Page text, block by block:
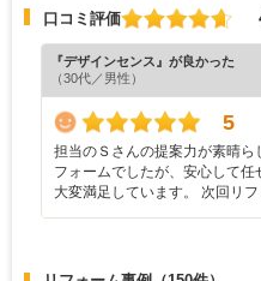
口コミ評価
『デザインセンス』が良かった
（30代／男性）
5
担当のＳさんの提案力が素晴ら
フォームでしたが、安心して
大変満足しています。 次回リ